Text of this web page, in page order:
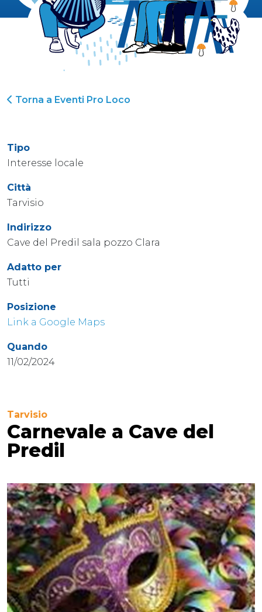
Torna a Eventi Pro Loco
Tipo
Interesse locale
Città
Tarvisio
Indirizzo
Cave del Predil sala pozzo Clara
Adatto per
Tutti
Posizione
Link a Google Maps
Quando
11/02/2024
Tarvisio
Carnevale a Cave del
Predil